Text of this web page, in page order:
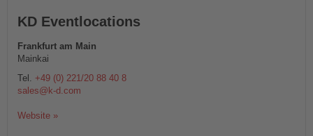
KD Eventlocations
Frankfurt am Main
Mainkai
Tel. +49 (0) 221/20 88 40 8
sales@k-d.com
Website »